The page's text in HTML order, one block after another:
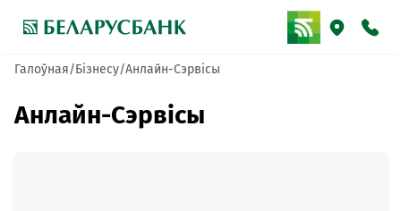
Галоўная Бізнесу Анлайн-Сэрвісы
Анлайн-Сэрвісы